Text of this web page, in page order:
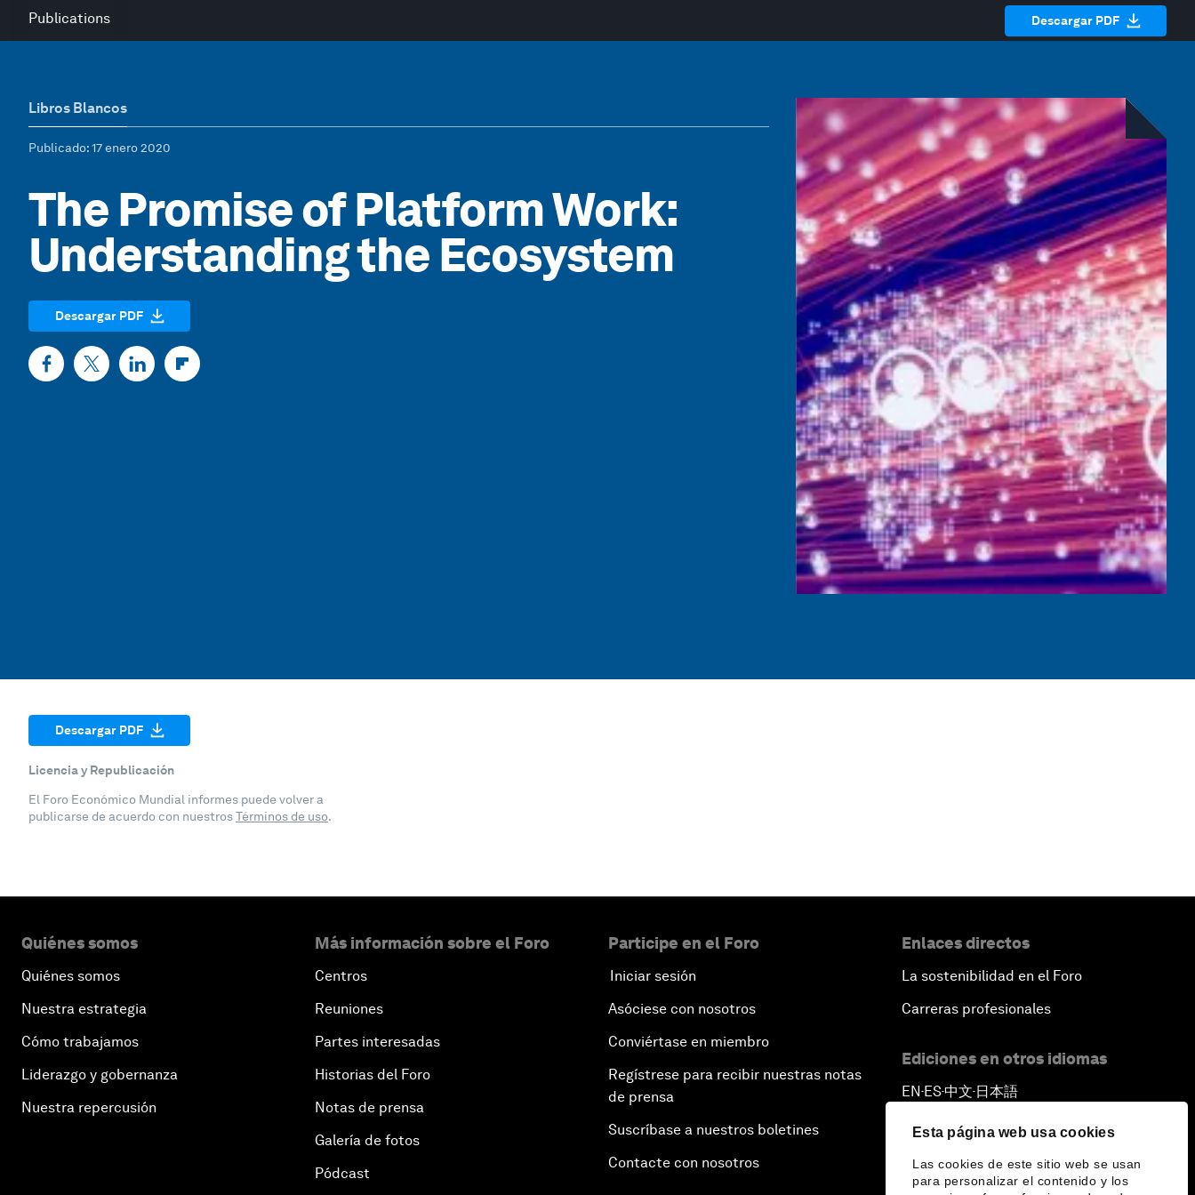
Esta página web usa cookies
Las cookies de este sitio web se usan
para personalizar el contenido y los
Publications Descargar PDF
Libros Blancos
Publicado: 17 enero 2020
The Promise of Platform Work:
Understanding the Ecosystem
Descargar PDF
Descargar PDF
Licencia y Republicación
El Foro Económico Mundial informes puede volver a
publicarse de acuerdo con nuestrosTérminos de uso.
Quiénes somos
Quiénes somos
Nuestra estrategia
Cómo trabajamos
Liderazgo y gobernanza
Nuestra repercusión
Más información sobre el Foro
Centros
Reuniones
Partes interesadas
Historias del Foro
Notas de prensa
Galería de fotos
Pódcast
Participe en el Foro
Iniciar sesión
Asóciese con nosotros
Conviértase en miembro
Regístrese para recibir nuestras notas
de prensa
Suscríbase a nuestros boletines
Contacte con nosotros
Enlaces directos
La sostenibilidad en el Foro
Carreras profesionales
Ediciones en otros idiomas
EN ▪ES▪中文▪ 日本語